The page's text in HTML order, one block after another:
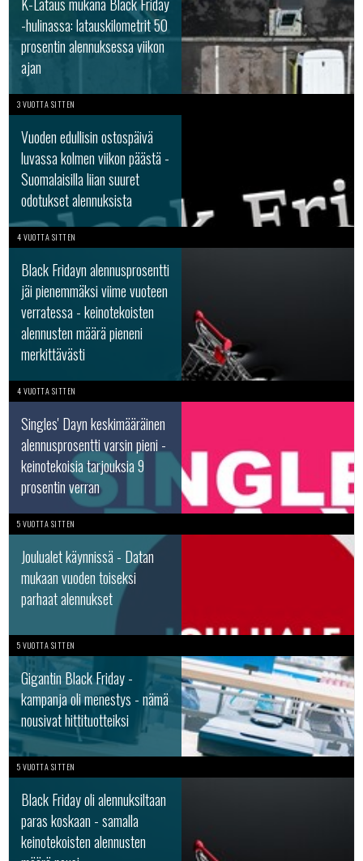
-hulinassa: latauskilometrit 50
prosentin alennuksessa viikon
ajan
3 VUOTTA SITTEN
Vuoden edullisin ostospäivä
luvassa kolmen viikon päästä -
Suomalaisilla liian suuret
odotukset alennuksista
4 VUOTTA SITTEN
Black Fridayn alennusprosentti
jäi pienemmäksi viime vuoteen
verratessa - keinotekoisten
alennusten määrä pieneni
merkittävästi
4 VUOTTA SITTEN
Singles' Dayn keskimääräinen
alennusprosentti varsin pieni -
keinotekoisia tarjouksia 9
prosentin verran
5 VUOTTA SITTEN
Joulualet käynnissä - Datan
mukaan vuoden toiseksi
parhaat alennukset
5 VUOTTA SITTEN
Gigantin Black Friday -
kampanja oli menestys - nämä
nousivat hittituotteiksi
5 VUOTTA SITTEN
Black Friday oli alennuksiltaan
paras koskaan - samalla
keinotekoisten alennusten